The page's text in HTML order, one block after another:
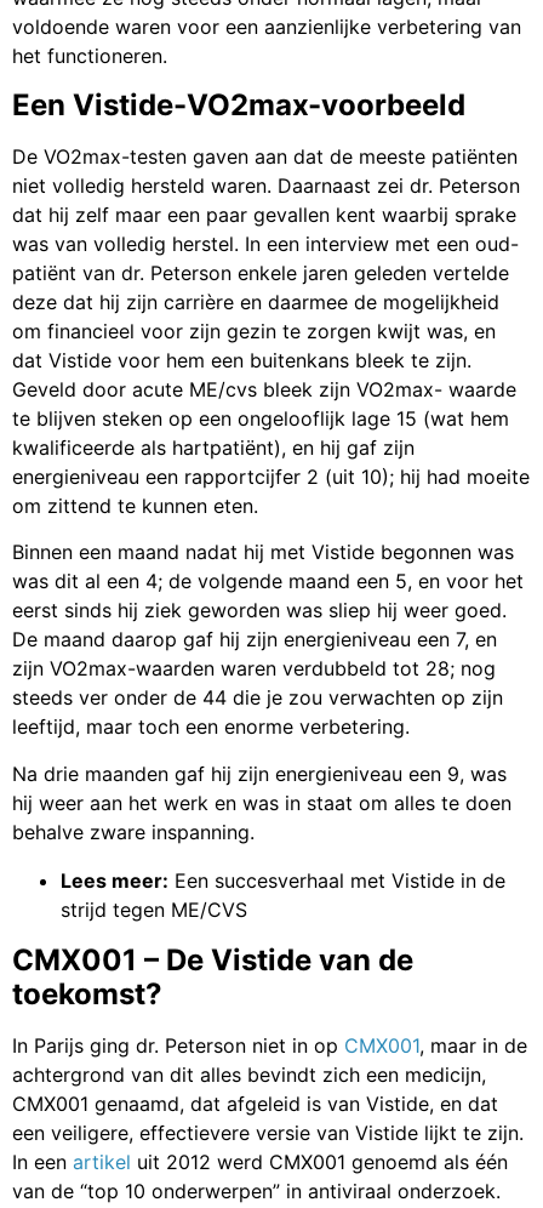
voldoende waren voor een aanzienlijke verbetering van
het functioneren.
Een Vistide-VO2max-voorbeeld
De VO2max-testen gaven aan dat de meeste patiënten
niet volledig hersteld waren. Daarnaast zei dr. Peterson
dat hij zelf maar een paar gevallen kent waarbij sprake
was van volledig herstel. In een interview met een oud-
patiënt van dr. Peterson enkele jaren geleden vertelde
deze dat hij zijn carrière en daarmee de mogelijkheid
om financieel voor zijn gezin te zorgen kwijt was, en
dat Vistide voor hem een buitenkans bleek te zijn.
Geveld door acute ME/cvs bleek zijn VO2max- waarde
te blijven steken op een ongelooflijk lage 15 (wat hem
kwalificeerde als hartpatiënt), en hij gaf zijn
energieniveau een rapportcijfer 2 (uit 10); hij had moeite
om zittend te kunnen eten.
Binnen een maand nadat hij met Vistide begonnen was
was dit al een 4; de volgende maand een 5, en voor het
eerst sinds hij ziek geworden was sliep hij weer goed.
De maand daarop gaf hij zijn energieniveau een 7, en
zijn VO2max-waarden waren verdubbeld tot 28; nog
steeds ver onder de 44 die je zou verwachten op zijn
leeftijd, maar toch een enorme verbetering.
Na drie maanden gaf hij zijn energieniveau een 9, was
hij weer aan het werk en was in staat om alles te doen
behalve zware inspanning.
Lees meer: Een succesverhaal met Vistide in de
strijd tegen ME/CVS
CMX001 – De Vistide van de
toekomst?
In Parijs ging dr. Peterson niet in op CMX001, maar in de
achtergrond van dit alles bevindt zich een medicijn,
CMX001 genaamd, dat afgeleid is van Vistide, en dat
een veiligere, effectievere versie van Vistide lijkt te zijn.
In een artikel uit 2012 werd CMX001 genoemd als één
van de “top 10 onderwerpen” in antiviraal onderzoek.